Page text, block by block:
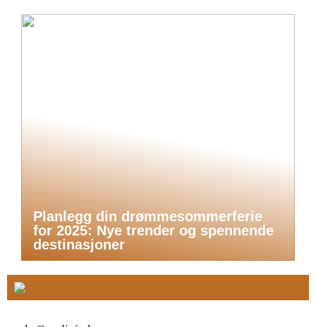
Planlegg din drømmesommerferie
for 2025: Nye trender og spennende
destinasjoner